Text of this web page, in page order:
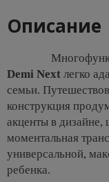
Описание
Demi Next легко
семьи.
конструкция
акценты в дизайне,
моментальная
универсальной,
ребенка.